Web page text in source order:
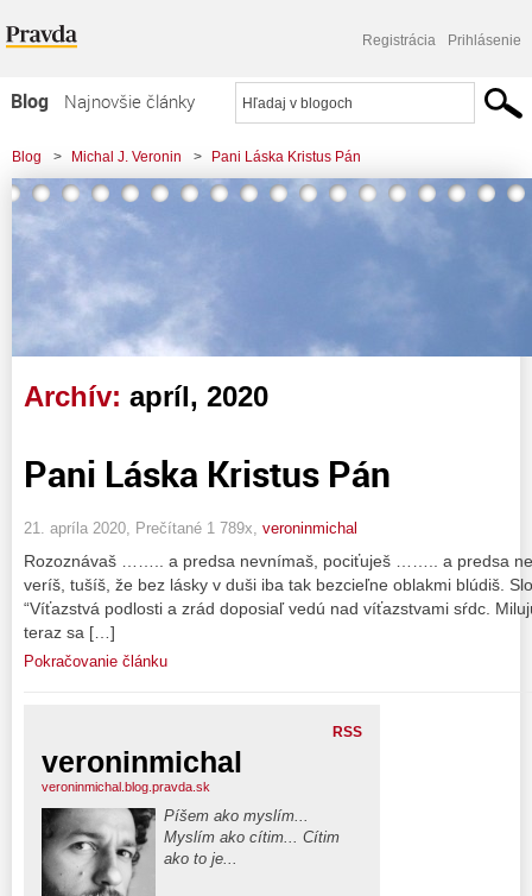
Registrácia Prihlásenie
Blog
Najnovšie články
Najčítanejšie články
Najkomentovanejšie články
Zoznam blogov
Komerčné blogy
Blog > Michal J. Veronin > Pani Láska Kristus Pán
Archív: apríl, 2020
Pani Láska Kristus Pán
21. apríla 2020, Prečítané 1 789x, veroninmichal
Rozoznávaš …….. a predsa nevnímaš, pociťuješ …….. a predsa
veríš, tušíš, že bez lásky v duši iba tak bezcieľne oblakmi blúdiš.
“Víťazstvá podlosti a zrád doposiaľ vedú nad víťazstvami sŕdc.
teraz sa […]
Pokračovanie článku
RSS
veroninmichal
veroninmichal.blog.pravda.sk
Píšem ako myslím...
Myslím ako cítim... Cítim
ako to je...